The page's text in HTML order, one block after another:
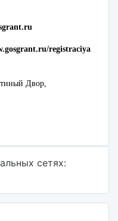
registraciya
Двор,
сетях: